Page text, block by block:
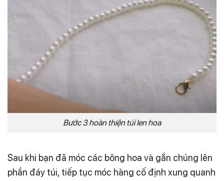
Bước 3 hoàn thiện túi len hoa
Sau khi bạn đã móc các bông hoa và gắn chúng lên
phần đáy túi, tiếp tục móc hàng cố định xung quanh